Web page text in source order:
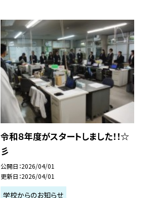
令和８年度がスタートしました！！☆
彡
公開日 2026/04/01
更新日 2026/04/01
学校からのお知らせ